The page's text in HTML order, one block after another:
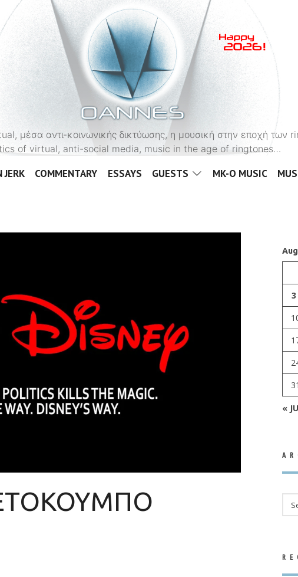
OANNES
μέσα αντι-κοινωνικής δικτύωσης, η μουσική στην εποχή
of virtual, anti-social media, music in the age of ringtones…
JERK COMMENTARY ESSAYS GUESTS MK-O MUSIC
3
31
«